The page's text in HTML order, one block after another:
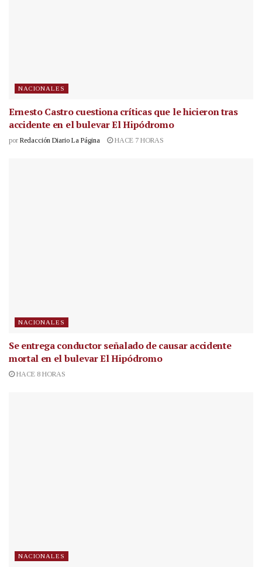
NACIONALES
Ernesto Castro cuestiona críticas que le hicieron tras
accidente en el bulevar El Hipódromo
por Redacción Diario La Página HACE 7 HORAS
NACIONALES
Se entrega conductor señalado de causar accidente
mortal en el bulevar El Hipódromo
HACE 8 HORAS
NACIONALES